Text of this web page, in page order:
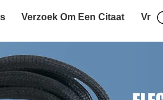
Verzoek Om Een Citaat Vr